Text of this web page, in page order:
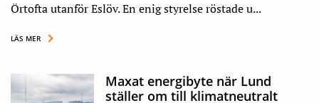
Örtofta utanför Eslöv. En enig styrelse röstade u...
LÄS MER
Maxat energibyte när Lund
ställer om till klimatneutralt